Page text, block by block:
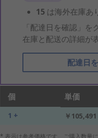
15 は海外在庫あ
「配達日を確認」を
在庫と配送の詳細が
配達日
個 単価
1 + ￥105,491
* 表示は参考価格です。ご購入数量